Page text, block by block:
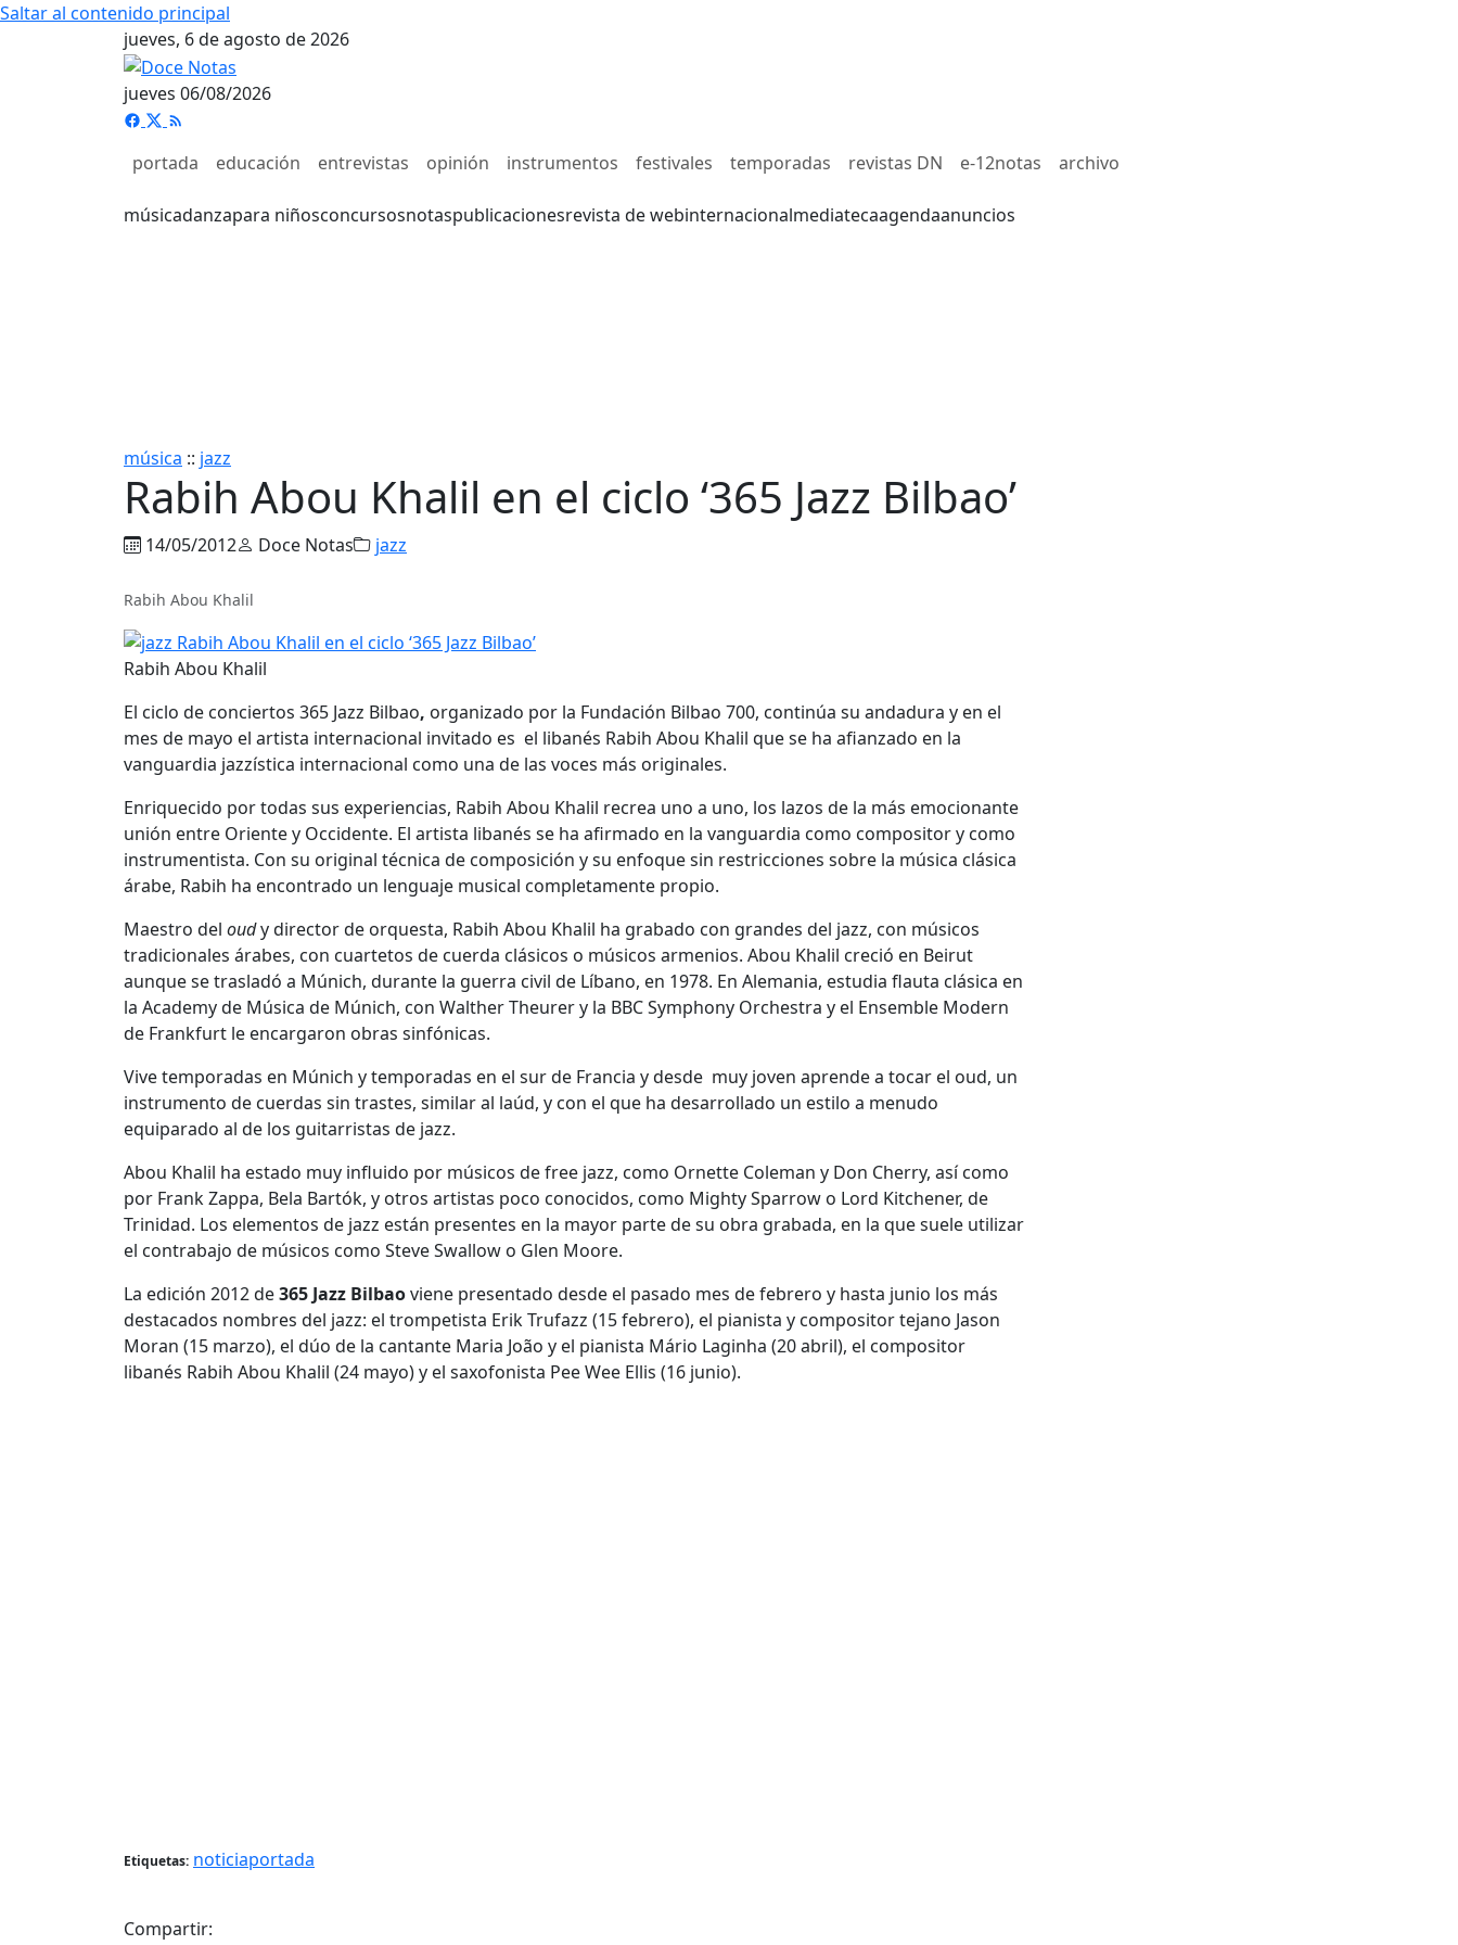
Saltar al contenido principal
jueves, 6 de agosto de 2026
jueves 06/08/2026
portada educación entrevistas opinión instrumentos festivales temporadas revistas DN e-12notas archivo
músicadanzapara niñosconcursosnotaspublicacionesrevista de webinternacionalmediatecaagendaanuncios
música :: jazz
Rabih Abou Khalil en el ciclo ‘365 Jazz Bilbao’
14/05/2012 Doce Notas jazz
Rabih Abou Khalil
Rabih Abou Khalil
El ciclo de conciertos 365 Jazz Bilbao, organizado por la Fundación Bilbao 700, continúa su andadura y en el
mes de mayo el artista internacional invitado es el libanés Rabih Abou Khalil que se ha afianzado en la
vanguardia jazzística internacional como una de las voces más originales.
Enriquecido por todas sus experiencias, Rabih Abou Khalil recrea uno a uno, los lazos de la más emocionante
unión entre Oriente y Occidente. El artista libanés se ha afirmado en la vanguardia como compositor y como
instrumentista. Con su original técnica de composición y su enfoque sin restricciones sobre la música clásica
árabe, Rabih ha encontrado un lenguaje musical completamente propio.
Maestro del oudy director de orquesta, Rabih Abou Khalil ha grabado con grandes del jazz, con músicos
tradicionales árabes, con cuartetos de cuerda clásicos o músicos armenios. Abou Khalil creció en Beirut
aunque se trasladó a Múnich, durante la guerra civil de Líbano, en 1978. En Alemania, estudia flauta clásica en
la Academy de Música de Múnich, con Walther Theurer y la BBC Symphony Orchestra y el Ensemble Modern
de Frankfurt le encargaron obras sinfónicas.
Vive temporadas en Múnich y temporadas en el sur de Francia y desde muy joven aprende a tocar el oud, un
instrumento de cuerdas sin trastes, similar al laúd, y con el que ha desarrollado un estilo a menudo
equiparado al de los guitarristas de jazz.
Abou Khalil ha estado muy influido por músicos de free jazz, como Ornette Coleman y Don Cherry, así como
por Frank Zappa, Bela Bartók, y otros artistas poco conocidos, como Mighty Sparrow o Lord Kitchener, de
Trinidad. Los elementos de jazz están presentes en la mayor parte de su obra grabada, en la que suele utilizar
el contrabajo de músicos como Steve Swallow o Glen Moore.
La edición 2012 de365 Jazz Bilbaoviene presentado desde el pasado mes de febrero y hasta junio los más
destacados nombres del jazz: el trompetista Erik Trufazz (15 febrero), el pianista y compositor tejano Jason
Moran (15 marzo), el dúo de la cantante Maria João y el pianista Mário Laginha (20 abril), el compositor
libanés Rabih Abou Khalil (24 mayo) y el saxofonista Pee Wee Ellis (16 junio).
Etiquetas: noticiaportada
Compartir: